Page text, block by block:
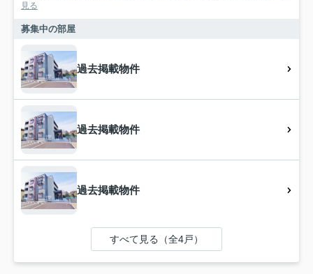
見る
募集中の部屋
過去掲載物件
過去掲載物件
過去掲載物件
すべて見る（全4戸）